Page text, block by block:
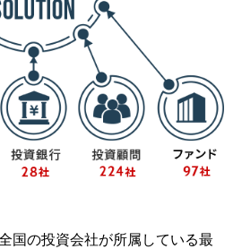
国の投資会社が所属している最